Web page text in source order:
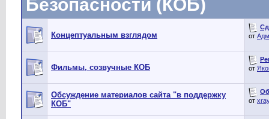
Безопасности (КОБ)
Концептуальным взглядом
от
Фильмы, созвучные КОБ
от
Обсуждение материалов сайта "в поддержку
КОБ"
от